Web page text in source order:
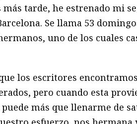
más tarde, he estrenado mi
Se llama 53
uno de los cuales
que los escritores
pero cuando esta
más que llenarme de